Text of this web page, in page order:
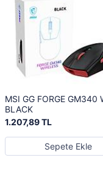
MSI GG FORGE GM340
BLACK
1.207,89 TL
Sepete Ekle